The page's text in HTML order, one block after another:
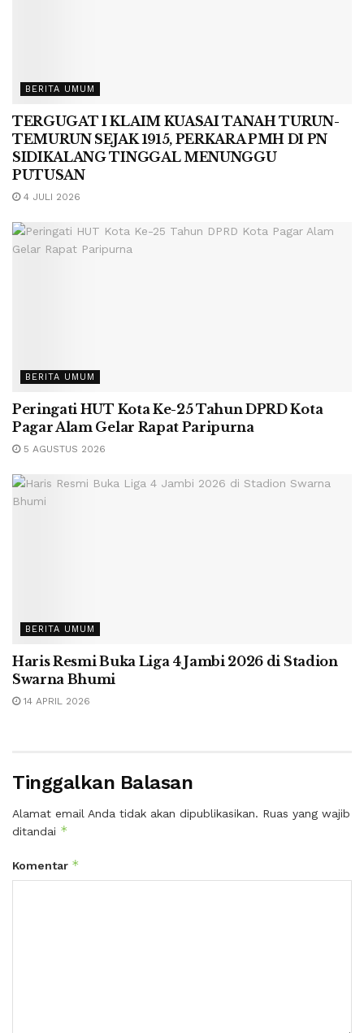
BERITA UMUM
TERGUGAT I KLAIM KUASAI TANAH TURUN-
TEMURUN SEJAK 1915, PERKARA PMH DI PN
SIDIKALANG TINGGAL MENUNGGU
PUTUSAN
4 JULI 2026
BERITA UMUM
Peringati HUT Kota Ke-25 Tahun DPRD Kota
Pagar Alam Gelar Rapat Paripurna
5 AGUSTUS 2026
BERITA UMUM
Haris Resmi Buka Liga 4 Jambi 2026 di Stadion
Swarna Bhumi
14 APRIL 2026
Tinggalkan Balasan
Alamat email Anda tidak akan dipublikasikan. Ruas yang wajib
ditandai *
Komentar *